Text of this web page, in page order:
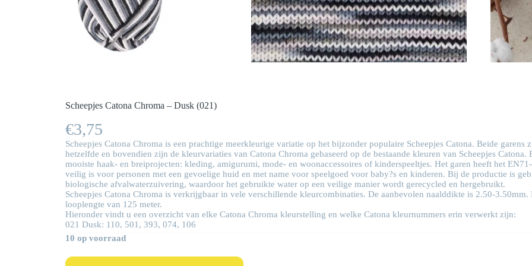
Scheepjes Catona Chroma – Dusk (021)
€3,75
Scheepjes Catona Chroma is een prachtige meerkleurige variatie op het bijzonder populaire Scheepjes Catona. Beide
hetzelfde en bovendien zijn de kleurvariaties van Catona Chroma gebaseerd op de bestaande kleuren van Scheepjes Catona.
mooiste haak- en breiprojecten: kleding, amigurumi, mode- en woonaccessoires of kinderspeeltjes. Het garen heeft het
veilig is voor personen met een gevoelige huid en met name voor speelgoed voor baby?s en kinderen. Bij de productie is
biologische afvalwaterzuivering, waardoor het gebruikte water op een veilige manier wordt gerecycled en hergebruikt.
Scheepjes Catona Chroma is verkrijgbaar in vele verschillende kleurcombinaties. De aanbevolen naalddikte is 2.50-3.50mm.
looplengte van 125 meter.
Hieronder vindt u een overzicht van elke Catona Chroma kleurstelling en welke Catona kleurnummers erin verwerkt zijn:
021 Dusk: 110, 501, 393, 074, 106
10 op voorraad